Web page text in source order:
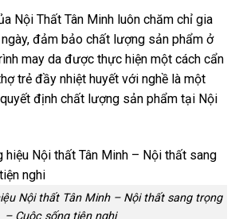
Nội Thất Tân Minh luôn chăm chỉ gia
đảm bảo chất lượng sản phẩm ở
may da được thực hiện một cách cẩn
trẻ đầy nhiệt huyết với nghề là một
định chất lượng sản phẩm tại Nội
Nội thất Tân Minh – Nội thất sang trọng